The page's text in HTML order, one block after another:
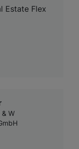
Estate Flex
& W